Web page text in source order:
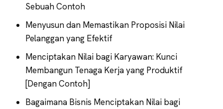
Sebuah Contoh
Menyusun dan Memastikan Proposisi Nilai
Pelanggan yang Efektif
Menciptakan Nilai bagi Karyawan: Kunci
Membangun Tenaga Kerja yang Produktif
[Dengan Contoh]
Bagaimana Bisnis Menciptakan Nilai bagi